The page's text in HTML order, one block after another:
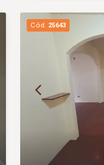
Cód. 25643